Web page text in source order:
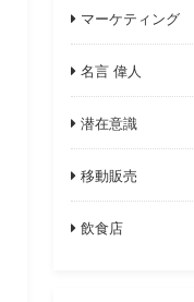
マーケティング
名言 偉人
潜在意識
移動販売
飲食店